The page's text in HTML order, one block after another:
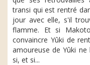
transi qui est rentré
jour avec elle, s'il
flamme. Et si
convaincre Yûki de
amoureuse de Yûki
si, et si...